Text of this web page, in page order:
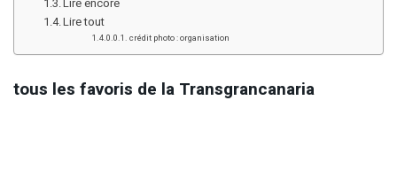
Lire tout
crédit photo : organisation
tous les favoris de la Transgrancanaria